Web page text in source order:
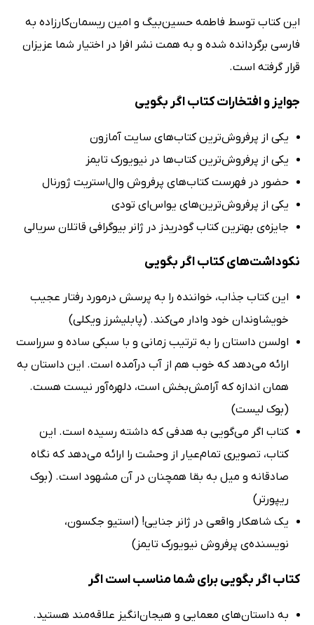
این کتاب توسط فاطمه حسین‌بیگ و امین ریسمان‌کارزاده به
فارسی برگردانده شده و به همت نشر افرا در اختیار شما عزیزان
قرار گرفته است.
جوایز و افتخارات کتاب اگر بگویی
یکی از پرفروش‌ترین کتاب‌های سایت آمازون
یکی از پرفروش‌ترین کتاب‌ها در نیویورک تایمز
حضور در فهرست کتاب‌های پرفروش وال‌استریت ژورنال
یکی از پرفروش‌ترین‌های یو‌اس‌ای تودی
جایزه‌ی بهترین کتاب گودریدز در ژانر بیوگرافی قاتلان سریالی
نکوداشت‌های کتاب اگر بگویی
این کتاب جذاب، خواننده را به پرسش درمورد رفتار عجیب
خویشاوندان خود وادار می‌کند. (پابلیشرز ویکلی)
اولسن داستان را به ترتیب زمانی و با سبکی ساده و سرراست
ارائه می‌دهد که خوب هم از آب درآمده است. این داستان به
همان اندازه که آرامش‌بخش است، دلهره‌آور نیست هست.
(بوک لیست)
کتاب اگر می‌گویی به هدفی که داشته رسیده است. این
کتاب، تصویری تمام‌عیار از وحشت را ارائه می‌دهد که نگاه
صادقانه و میل به بقا همچنان در آن مشهود است. (بوک
ریپورتر)
یک شاهکار واقعی در ژانر جنایی! (استیو جکسون،
نویسنده‌ی پرفروش نیویورک تایمز)
کتاب اگر بگویی برای شما مناسب است اگر
به داستان‌های معمایی و هیجان‌انگیز علاقه‌مند هستید.